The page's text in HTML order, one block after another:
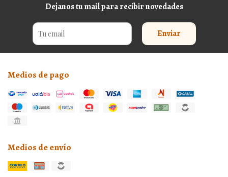
Dejanos tu mail para recibir novedades
Enviar
Medios de pago
Medios de envío